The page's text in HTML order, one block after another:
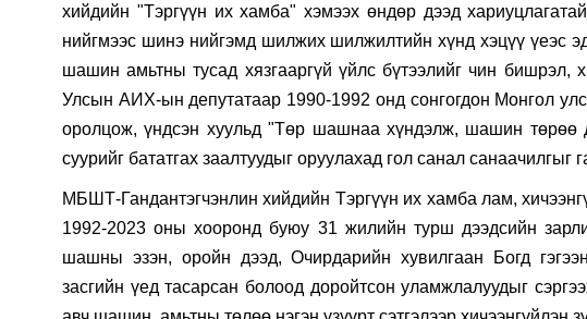
хийдийн "Тэргүүн их хамба" хэмээх өндөр дээд
нийгмээс шинэ нийгэмд шилжих шилжилтийн хүнд хэцүү үеэс
шашин амьтны тусад хязгааргүй үйлс бүтээлийг чин бишрэл,
Улсын АИХ-ын депутатаар 1990-1992 онд сонгогдон Монгол
оролцож, үндсэн хуульд "Төр шашнаа хүндэлж, шашин төрөө
суурийг бататгах заалтуудыг оруулахад гол санал санаачилгыг
МБШТ-Гандантэгчэнлин хийдийн Тэргүүн их хамба лам,
1992-2023 оны хооронд буюу 31 жилийн турш дээдсийн
шашны эзэн, оройн дээд, Очирдарийн хувилгаан Богд
засгийн үед тасарсан болоод доройтсон уламжлалуудыг